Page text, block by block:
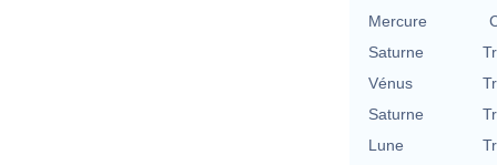
Mercure
Saturne
Vénus
Saturne
Lune